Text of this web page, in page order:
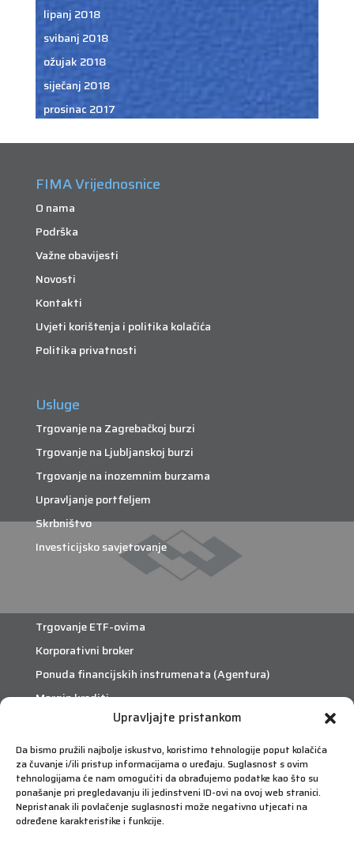
Upravljajte pristankom
Da bismo pružili najbolje iskustvo, koristimo tehnologije poput kolačića
za čuvanje i/ili pristup informacijama o uređaju. Suglasnost s ovim
tehnologijama će nam omogućiti da obrađujemo podatke kao što su
ponašanje pri pregledavanju ili jedinstveni ID-ovi na ovoj web stranici.
Nepristanak ili povlačenje suglasnosti može negativno utjecati na
određene karakteristike i funkcije.
lipanj 2018
svibanj 2018
ožujak 2018
siječanj 2018
prosinac 2017
FIMA Vrijednosnice
O nama
Podrška
Važne obavijesti
Novosti
Kontakti
Uvjeti korištenja i politika kolačića
Politika privatnosti
Usluge
Trgovanje na Zagrebačkoj burzi
Trgovanje na Ljubljanskoj burzi
Trgovanje na inozemnim burzama
Upravljanje portfeljem
Skrbništvo
Investicijsko savjetovanje
Trgovanje ETF-ovima
Korporativni broker
Ponuda financijskih instrumenata (Agentura)
Margin krediti
eTrade
Što je eTrade?
eTrade